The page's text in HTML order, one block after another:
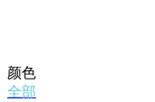
颜色
全部